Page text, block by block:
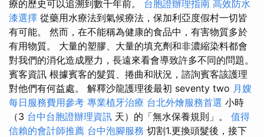
療的歷史可以追溯到數千年前。 台胞證辦理指南 高效防水
漆選擇 從藥用水療法到氣候療法，保加利亞度假村一切皆
有可能。 然而，在不能稱為健康的食品中，有害物質多於
有用物質。 大量的塑膠、大量的填充劑和非濃縮染料都會
對我們的消化造成壓力，長遠來看會導致許多不同的問題。
賓客資訊 根據賓客的髮質、捲曲和狀況，諮詢賓客該護理
對他們有何益處。 解釋沙龍護理後最初 seventy two 月嫂
每日服務費用參考 專業植牙治療 台北外燴服務首選 小時
（3 台中台胞證辦理資訊 天）的「無水保養規則」。 值得
信賴的會計師推薦 台中泡腳服務 切割1.更換頭髮後，接下